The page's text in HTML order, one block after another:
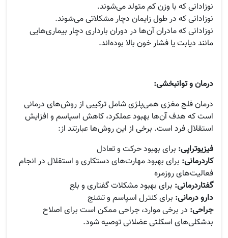
نوزادانی که با وزن کم متولد می‌شوند.
نوزادانی که در طول زایمان دچار مشکلاتی می‌شوند.
نوزادانی که مادران آن‌ها در دوران بارداری دچار بیماری‌هایی
مانند دیابت یا فشار خون بالا بوده‌اند.
درمان و توانبخشی:
درمان فلج مغزی همی‌پلژی شامل ترکیبی از روش‌های درمانی
است که هدف آن‌ها بهبود عملکرد، کاهش اسپاسم و افزایش
استقلال فرد است. برخی از این روش‌ها عبارتند از:
فیزیوتراپی: برای بهبود حرکت و تعادل
کاردرمانی: برای بهبود مهارت‌های دستکاری و استقلال در انجام
فعالیت‌های روزمره
گفتاردرمانی: برای بهبود مشکلات گفتاری و بلع
دارو درمانی: برای کنترل اسپاسم و تشنج
جراحی: در برخی موارد، جراحی ممکن است برای اصلاح
بدشکلی‌های اسکلتی عضلانی توصیه شود.